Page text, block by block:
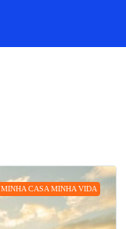
MINHA CASA MINHA VIDA